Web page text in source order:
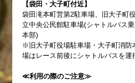
【袋田・大子町付近】
袋田滝本町営第2駐車場、旧大子町
立中央公民館駐車場(シャトルバス
本部)
※旧大子町役場駐車場・大子町消防
場はレース前後にシャトルバスを運
≪利用の際のご注意≫